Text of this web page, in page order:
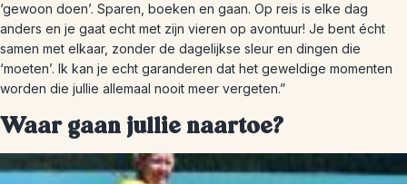
‘gewoon doen’. Sparen, boeken en gaan. Op reis is elke dag
anders en je gaat echt met zijn vieren op avontuur! Je bent écht
samen met elkaar, zonder de dagelijkse sleur en dingen die
‘moeten’. Ik kan je echt garanderen dat het geweldige momenten
worden die jullie allemaal nooit meer vergeten.”
Waar gaan jullie naartoe?